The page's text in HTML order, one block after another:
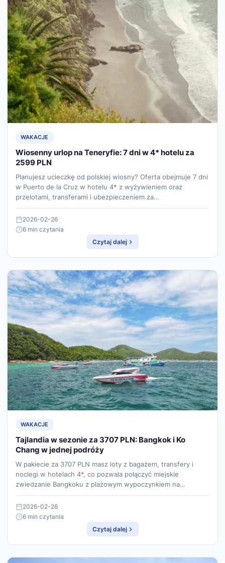
WAKACJE
Wiosenny urlop na Teneryfie: 7 dni w 4* hotelu za
2599 PLN
Planujesz ucieczkę od polskiej wiosny? Oferta obejmuje 7 dni
w Puerto de la Cruz w hotelu 4* z wyżywieniem oraz
przelotami, transferami i ubezpieczeniem za…
2026-02-26
6 min czytania
Czytaj dalej
WAKACJE
Tajlandia w sezonie za 3707 PLN: Bangkok i Ko
Chang w jednej podróży
W pakiecie za 3707 PLN masz loty z bagażem, transfery i
noclegi w hotelach 4*, co pozwala połączyć miejskie
zwiedzanie Bangkoku z plażowym wypoczynkiem na…
2026-02-26
6 min czytania
Czytaj dalej